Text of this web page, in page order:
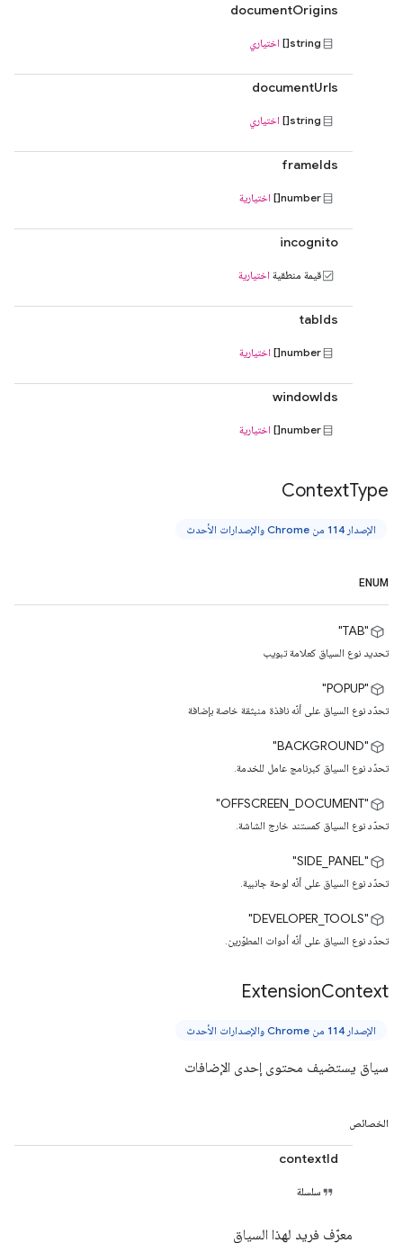
documentOrigins
string[] اختياري
documentUrls
string[] اختياري
frameIds
number[] اختيارية
incognito
قيمة منطقية اختيارية
tabIds
number[] اختيارية
windowIds
number[] اختيارية
ContextType
الإصدار 114 من Chrome والإصدارات الأحدث
ENUM
"TAB"
تحديد نوع السياق كعلامة تبويب
‫"POPUP"
تحدّد نوع السياق على أنّه نافذة منبثقة خاصة بإضافة
‫"BACKGROUND"
تحدّد نوع السياق كبرنامج عامل للخدمة.
‫"OFFSCREEN_DOCUMENT"
تحدّد نوع السياق كمستند خارج الشاشة.
‫"SIDE_PANEL"
تحدّد نوع السياق على أنّه لوحة جانبية.
‫"DEVELOPER_TOOLS"
تحدّد نوع السياق على أنّه أدوات المطوّرين.
ExtensionContext
الإصدار 114 من Chrome والإصدارات الأحدث
سياق يستضيف محتوى إحدى الإضافات
الخصائص
contextId
سلسلة
معرّف فريد لهذا السياق